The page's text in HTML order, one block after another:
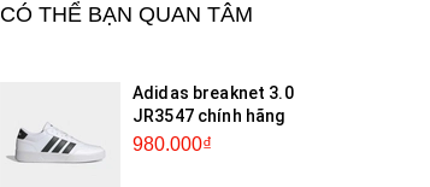
CÓ THỂ BẠN QUAN TÂM
Adidas breaknet 3.0
JR3547 chính hãng
980.000₫